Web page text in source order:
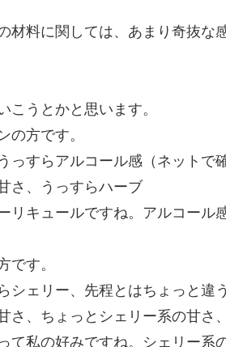
材料に関しては、あまり奇抜な
こうとかと思います。
の方です。
っすらアルコール感（ネットで
さ、うっすらハーブ
リキュールですね。アルコール
です。
シェリー、先程とはちょっと違
さ、ちょっとシェリー系の甘さ
て私の好みですね。シェリー系